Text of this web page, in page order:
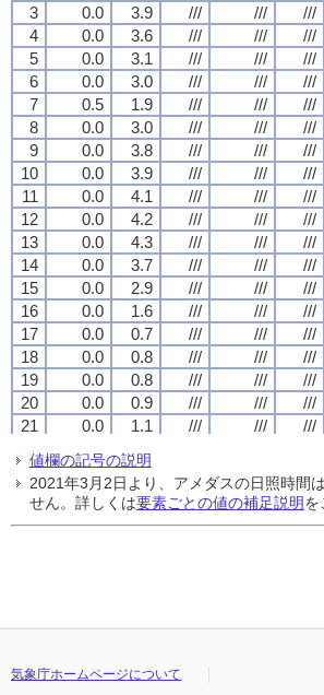
3
0.0 3.9 /// /// ///
4
0.0 3.6 /// /// ///
5
0.0 3.1 /// /// ///
6
0.0 3.0 /// /// ///
7
0.5 1.9 /// /// ///
8
0.0 3.0 /// /// ///
9
0.0 3.8 /// /// ///
10
0.0 3.9 /// /// ///
11
0.0 4.1 /// /// ///
12
0.0 4.2 /// /// ///
13
0.0 4.3 /// /// ///
14
0.0 3.7 /// /// ///
15
0.0 2.9 /// /// ///
16
0.0 1.6 /// /// ///
17
0.0 0.7 /// /// ///
18
0.0 0.8 /// /// ///
19
0.0 0.8 /// /// ///
20
0.0 0.9 /// /// ///
21
0.0 1.1 /// /// ///
23
0.0 -1.4
24
0.0 -1.5 /// /// ///
3
0.0 3.9 /// /// ///
4
0.0 3.6 /// /// ///
5
0.0 3.1 /// /// ///
6
0.0 3.0 /// /// ///
7
0.5 1.9 /// /// ///
8
0.0 3.0 /// /// ///
9
0.0 3.8 /// /// ///
10
0.0 3.9 /// /// ///
11
0.0 4.1 /// /// ///
12
0.0 4.2 /// /// ///
13
0.0 4.3 /// /// ///
14
0.0 3.7 /// /// ///
15
0.0 2.9 /// /// ///
16
0.0 1.6 /// /// ///
17
0.0 0.7 /// /// ///
18
0.0 0.8 /// /// ///
19
0.0 0.8 /// /// ///
20
0.0 0.9 /// /// ///
21
0.0 1.1 /// /// ///
23
0.0 -1.4
24
0.0 -1.5 /// /// ///
3
0.0 3.9 /// /// ///
4
0.0 3.6 /// /// ///
5
0.0 3.1 /// /// ///
6
0.0 3.0 /// /// ///
7
0.5 1.9 /// /// ///
8
0.0 3.0 /// /// ///
9
0.0 3.8 /// /// ///
10
0.0 3.9 /// /// ///
11
0.0 4.1 /// /// ///
12
0.0 4.2 /// /// ///
13
0.0 4.3 /// /// ///
14
0.0 3.7 /// /// ///
15
0.0 2.9 /// /// ///
16
0.0 1.6 /// /// ///
17
0.0 0.7 /// /// ///
18
0.0 0.8 /// /// ///
19
0.0 0.8 /// /// ///
20
0.0 0.9 /// /// ///
21
0.0 1.1 /// /// ///
23
0.0 -1.4
24
0.0 -1.5 /// /// ///
3
0.0 3.9 /// /// ///
4
0.0 3.6 /// /// ///
5
0.0 3.1 /// /// ///
6
0.0 3.0 /// /// ///
7
0.5 1.9 /// /// ///
8
0.0 3.0 /// /// ///
9
0.0 3.8 /// /// ///
10
0.0 3.9 /// /// ///
11
0.0 4.1 /// /// ///
12
0.0 4.2 /// /// ///
13
0.0 4.3 /// /// ///
14
0.0 3.7 /// /// ///
15
0.0 2.9 /// /// ///
16
0.0 1.6 /// /// ///
17
0.0 0.7 /// /// ///
18
0.0 0.8 /// /// ///
19
0.0 0.8 /// /// ///
20
0.0 0.9 /// /// ///
21
0.0 1.1 /// /// ///
23
0.0 -1.4
24
0.0 -1.5 /// /// ///
値欄の記号の説明
2021年3月2日より、アメダスの日照時間
せん。詳しくは要素ごとの値の補足説明を
気象庁ホームページについて